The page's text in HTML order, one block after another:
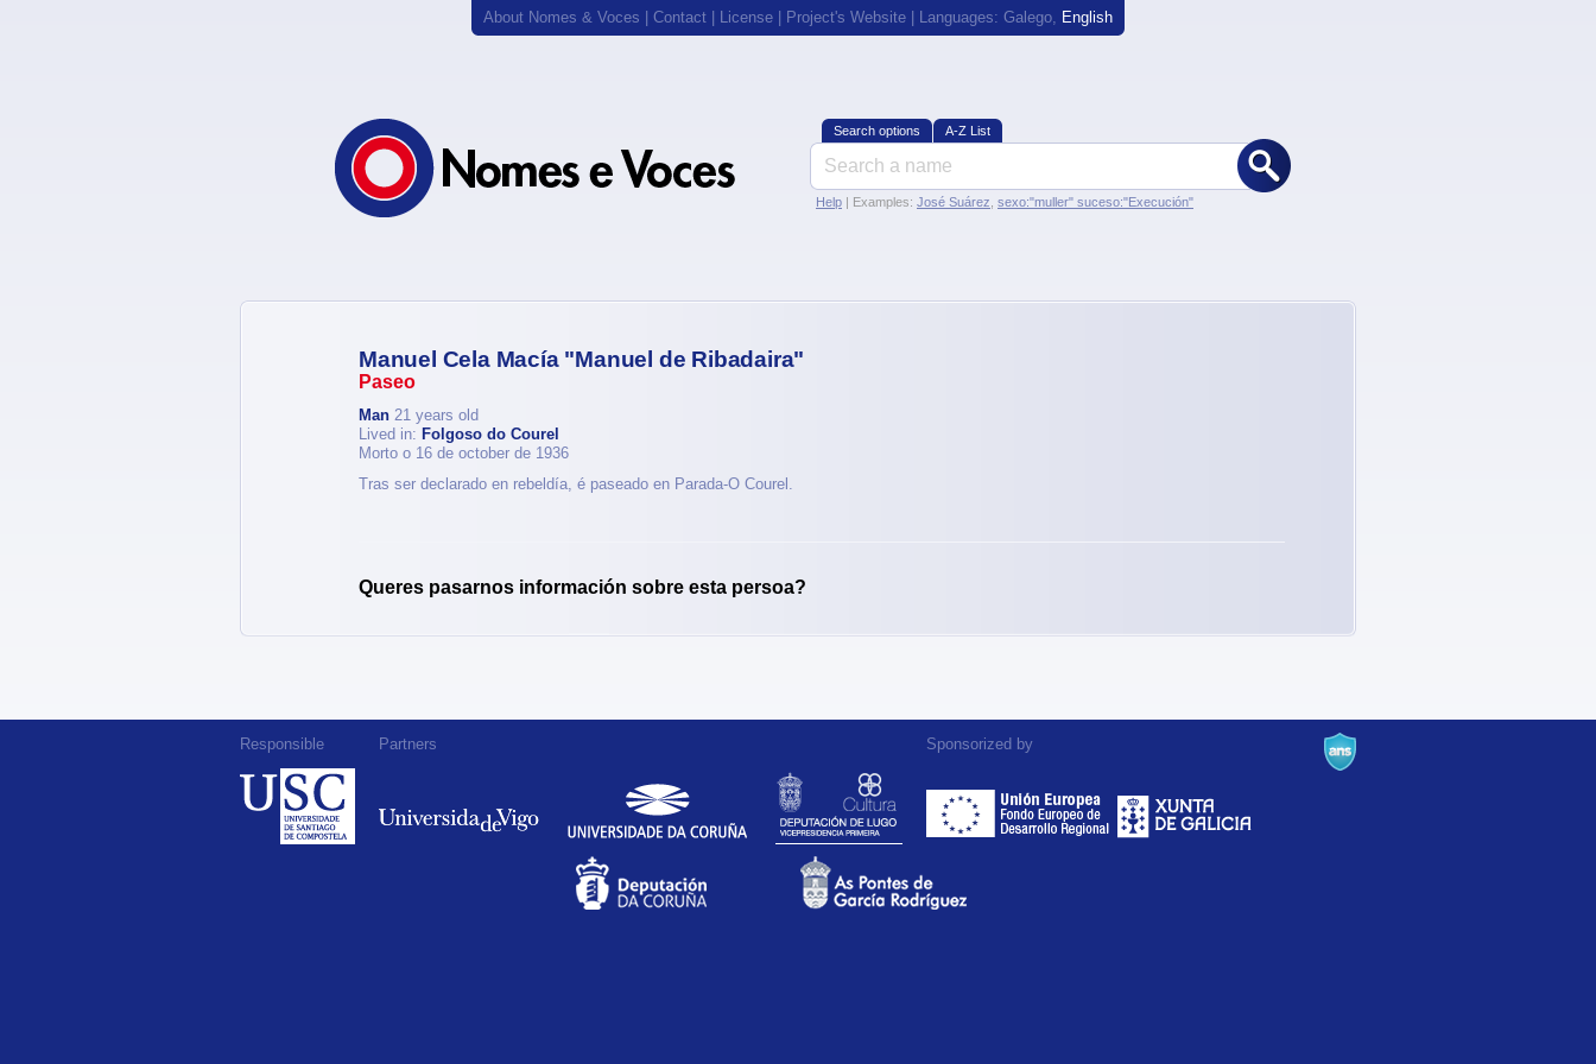
About Nomes & Voces Contact License Project's Website | Languages: Galego, English
Search options A-Z List
Help | Examples: José Suárez sexo:"muller" suceso:"Execución"
Manuel Cela Macía "Manuel de Ribadaira"
Paseo
Man 21 years old
Lived in: Folgoso do Courel
Morto o 16 de october de 1936
Tras ser declarado en rebeldía, é paseado en Parada-O Courel.
Queres pasarnos información sobre esta persoa?
Responsible Partners Sponsorized by